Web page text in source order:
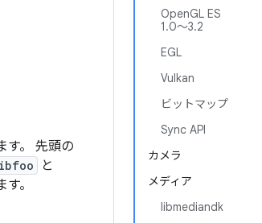
OpenGL ES
1.0～3.2
EGL
Vulkan
ビットマップ
Sync API
カメラ
メディア
libmediandk
す。 先頭の
と
。